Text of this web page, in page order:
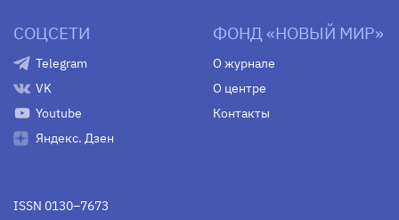
СОЦСЕТИ
Telegram
VK
Youtube
Яндекс. Дзен
ФОНД «НОВЫЙ МИР»
О журнале
О центре
Контакты
ISSN 0130–7673